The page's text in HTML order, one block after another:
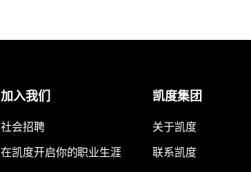
加入我们
社会招聘
在凯度开启你的职业生涯
凯度集团
关于凯度
联系凯度